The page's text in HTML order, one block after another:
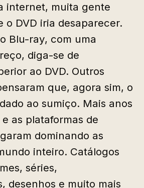
internet, muita gente
o DVD iria desaparecer.
Blu-ray, com uma
diga-se de
ao DVD. Outros
que, agora sim, o
ao sumiço. Mais anos
as plataformas de
dominando as
inteiro. Catálogos
séries,
desenhos e muito mais